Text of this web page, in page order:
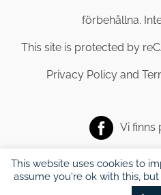
förbehållna.
This site is protected by
Privacy Policy and
Vi finns
This website uses cookies to
assume you're ok with this,